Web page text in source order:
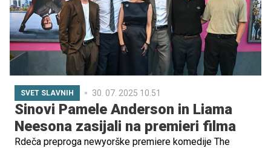
SVET SLAVNIH 30. 07. 2025 10.51
Sinovi Pamele Anderson in Liama
Neesona zasijali na premieri filma
Rdeča preproga newyorške premiere komedije The